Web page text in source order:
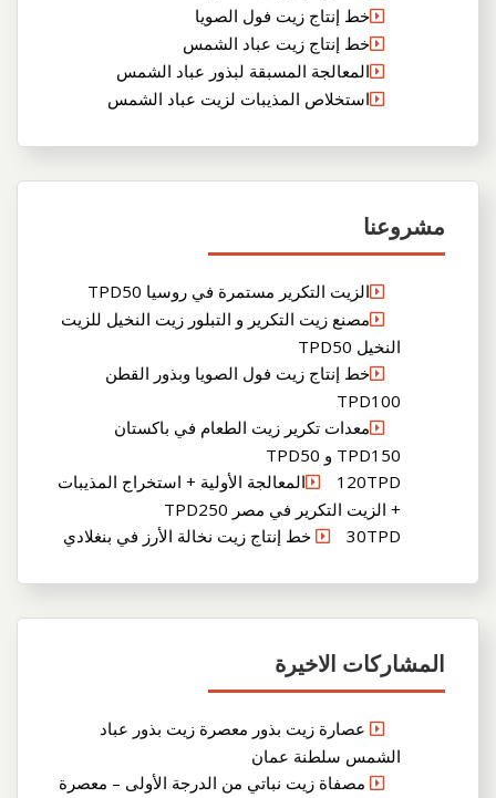
خط إنتاج زيت فول الصويا
خط إنتاج زيت عباد الشمس
المعالجة المسبقة لبذور عباد الشمس
استخلاص المذيبات لزيت عباد الشمس
مشروعنا
الزيت التكرير مستمرة في روسيا TPD50
مصنع زيت التكرير و التبلور زيت النخيل للزيت
النخيل TPD50
خط إنتاج زيت فول الصويا وبذور القطن
TPD100
معدات تكرير زيت الطعام في باكستان
TPD150 و TPD50
120TPDالمعالجة الأولية + استخراج المذيبات
+ الزيت التكرير في مصر TPD250
30TPD خط إنتاج زيت نخالة الأرز في بنغلادي
المشاركات الاخيرة
عصارة زيت بذور معصرة زيت بذور عباد
الشمس سلطنة عمان
مصفاة زيت نباتي من الدرجة الأولى – معصرة